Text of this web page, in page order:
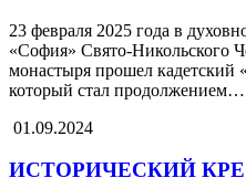
23 февраля 2025 года в
«София» Свято-Никольского
монастыря прошел кадетский
который стал продолжением…
01.09.2024
ИСТОРИЧЕСКИЙ